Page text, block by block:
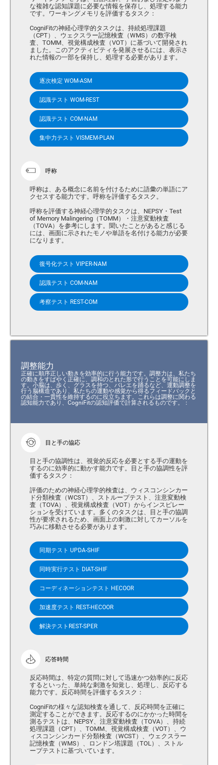
な複雑な認知課題に必要な情報を保存し、処理する能力
です。ワーキングメモリを評価するタスク：
CogniFitの神経心理学的タスクは、持続処理課題
（CPT）、ウェクスラー記憶検査（WMS）の数字検
査、TOMM、視覚構成検査（VOT）に基づいて開発され
ました。このアクティビティを発展させるには、表示さ
れた情報の一部を保持し、処理する必要があります。
逐次検定 WOM-ASM
認識テスト WOM-REST
認識テスト COM-NAM
集中力テスト VISMEM-PLAN
呼称
呼称は、ある概念に名前を付けるために語彙の単語にア
クセスする能力です。呼称を評価するタスク。
呼称を評価する神経心理学的タスクは、NEPSY・Test
of Memory Malingering（TOMM）・注意変動検査
（TOVA）を参考にします。聞いたことがあると感じる
には、画面に示されたモノや単語を名付ける能力が必要
になります。
復号化テスト VIPER-NAM
認識テスト COM-NAM
考察テスト REST-COM
調整能力
正確に順序正しい動きを効率的に行う能力です。調整力は、私たち
の動きをすばやく正確に、調和のとれた形で行うことを可能にしま
す。小脳は、歩く、グラスを持つ、バレエを踊るなど、運動調整を
行う脳構造であり、私たちの運動や感覚から得るフィードバックと
の結合・一貫性を維持するのに役立ちます。これらは調整に関わる
認知能力であり、CogniFitの認知評価で計算されるものです。：
目と手の協応
目と手の協調性は、視覚的反応を必要とする手の運動を
するのに効率的に動かす能力です。目と手の協調性を評
価するタスク：
評価のための神経心理学的検査は、ウィスコンシンカー
ド分類検査（WCST）、ストループテスト、注意変動検
査（TOVA）、視覚構成検査（VOT）からインスピレー
ションを受けています。多くのタスクは、目と手の協調
性が要求されるため、画面上の刺激に対してカーソルを
巧みに移動させる必要があります。
同期テスト UPDA-SHIF
同時実行テスト DIAT-SHIF
コーディネーションテスト HECOOR
加速度テスト REST-HECOOR
解決テストREST-SPER
応答時間
反応時間は、特定の質問に対して迅速かつ効率的に反応
するといった、単純な刺激を知覚し、処理し、反応する
能力です。反応時間を評価するタスク：
CogniFitの様々な認知検査を通して、反応時間を正確に
測定することができます。反応するのにかかった時間を
測るテストは、NEPSY、注意変動検査（TOVA）、持続
処理課題（CPT）、TOMM、視覚構成検査（VOT）、ウ
ィスコンシンカード分類検査（WCST）、ウェクスラー
記憶検査（WMS）、ロンドン塔課題（TOL）、ストル
ープテストに基づいています。